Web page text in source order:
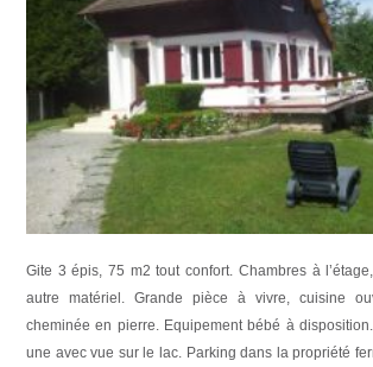
Gite 3 épis, 75 m2 tout confort. Chambres à
autre matériel. Grande pièce à vivre, cuisine
cheminée en pierre. Equipement bébé à
une avec vue sur le lac. Parking dans la propriété